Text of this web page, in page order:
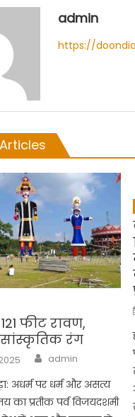
admin
https://
फीट रावण,
रंग
Author
admin
अधर्म पर धर्म और असत्य
का प्रतीक पर्व विजयदशमी